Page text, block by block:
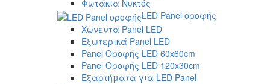
Φωτάκια Νυκτός
LED Panel οροφής
Χωνευτά Panel LED
Εξωτερικά Panel LED
Panel Οροφής LED 60x60cm
Panel Οροφής LED 120x30cm
Εξαρτήματα για LED Panel